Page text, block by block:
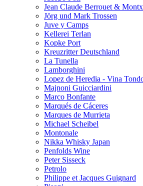
Jean Claude Berrouet &
Jörg und Mark Trossen
Juve y Camps
Kellerei Terlan
Kopke Port
Kreuzritter Deutschland
La Tunella
Lamborghini
Lopez de Heredia - Vina
Majnoni Guicciardini
Marco Bonfante
Marqués de Cáceres
Marques de Murrieta
Michael Scheibel
Montonale
Nikka Whisky Japan
Penfolds Wine
Peter Sisseck
Petrolo
Philippe et Jacques Guignard